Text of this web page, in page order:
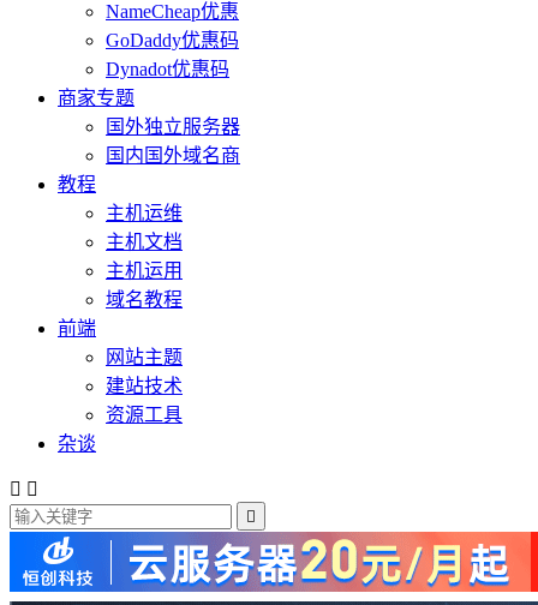
NameCheap优惠
GoDaddy优惠码
Dynadot优惠码
商家专题
国外独立服务器
国内国外域名商
教程
主机运维
主机文档
主机运用
域名教程
前端
网站主题
建站技术
资源工具
杂谈
 
